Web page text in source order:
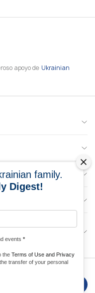
apoyo de Ukrainian
DE
family.
Digest!
events *
the Terms of Use and Privacy
transfer of your personal